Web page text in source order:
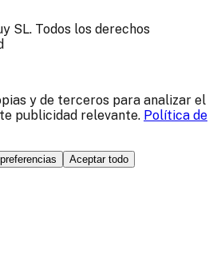
SL. Todos los derechos
y de terceros para analizar el
publicidad relevante. Política de
Aceptar todo